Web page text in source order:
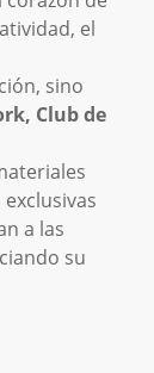
el
sino
Club de
a las
su